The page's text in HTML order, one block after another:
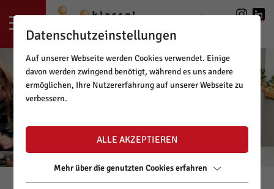
LOGIN|REGISTRIERUNG
Datenschutzeinstellungen
Auf unserer Webseite werden Cookies verwendet. Einige
davon werden zwingend benötigt, während es uns andere
ermöglichen, Ihre Nutzererfahrung auf unserer Webseite zu
verbessern.
ALLE AKZEPTIEREN
Mehr über die genutzten Cookies erfahren